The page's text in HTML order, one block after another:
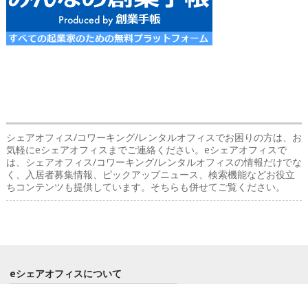
シェアオフィス/コワーキング/レンタルオフィスでお困りの方は、お
気軽にeシェアオフィスまでご連絡ください。eシェアオフィスで
は、シェアオフィス/コワーキング/レンタルオフィスの情報だけでな
く、入居者募集情報、ピックアップニュース、検索機能などお役立
ちコンテンツも提供しています。そちらも併せてご覧ください。
eシェアオフィスについて